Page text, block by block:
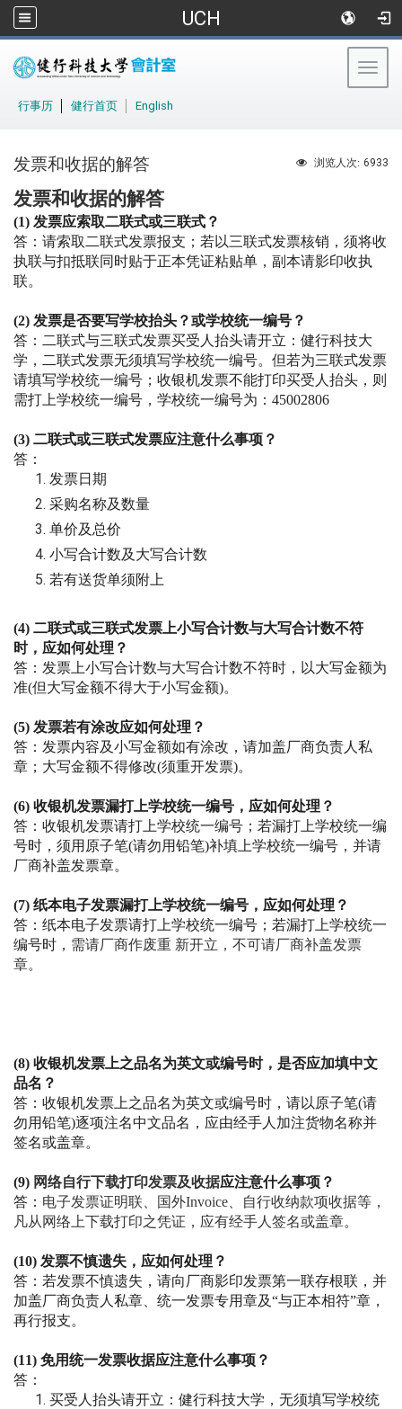
UCH
行事历 健行首页 English
浏览人次: 6933
发票和收据的解答
发票和收据的解答
(1) 发票应索取二联式或三联式？
答：请索取二联式发票报支；若以三联式发票核销，须将收
执联与扣抵联同时贴于正本凭证粘贴单，副本请影印收执
联。
(2) 发票是否要写学校抬头？或学校统一编号？
答：二联式与三联式发票买受人抬头请开立：健行科技大
学，二联式发票无须填写学校统一编号。但若为三联式发票
请填写学校统一编号；收银机发票不能打印买受人抬头，则
需打上学校统一编号，学校统一编号为： 45002806
(3) 二联式或三联式发票应注意什么事项？
答：
发票日期
采购名称及数量
单价及总价
小写合计数及大写合计数
若有送货单须附上
(4) 二联式或三联式发票上小写合计数与大写合计数不符
时，应如何处理？
答：发票上小写合计数与大写合计数不符时，以大写金额为
准(但大写金额不得大于小写金额)。
(5) 发票若有涂改应如何处理？
答：发票内容及小写金额如有涂改，请加盖厂商负责人私
章；大写金额不得修改(须重开发票)。
(6) 收银机发票漏打上学校统一编号，应如何处理？
答：收银机发票请打上学校统一编号；若漏打上学校统一编
号时，须用原子笔(请勿用铅笔)补填上学校统一编号，并请
厂商补盖发票章。
(7) 纸本电子发票漏打上学校统一编号，应如何处理？
答：纸本电子发票请打上学校统一编号；若漏打上学校统一
编号时， 需请厂商作废重 新开立，不可请厂商补盖发票
章。
(8) 收银机发票上之品名为英文或编号时，是否应加填中文
品名？
答：收银机发票上之品名为英文或编号时，请以原子笔(请
勿用铅笔)逐项注名中文品名，应由经手人加注货物名称并
签名或盖章。
(9) 网络自行下载打印发票及收据应注意什么事项？
答： 电子发票证明联、国外Invoice、自行收纳款项收据等，
凡从网络上下载打印之凭证，应有经手人签名或盖章。
(10) 发票不慎遗失，应如何处理？
答：若发票不慎遗失，请向厂商影印发票第一联存根联，并
加盖厂商负责人私章、统一发票专用章及“与正本相符”章，
再行报支。
(11) 免用统一发票收据应注意什么事项？
答：
买受人抬头请开立：健行科技大学，无须填写学校统